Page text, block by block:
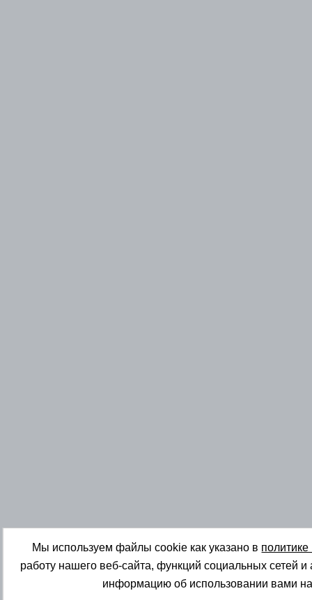
Мы используем файлы cookie как указано в
работу нашего веб-сайта, функций социальных сетей
информацию об использовании вами